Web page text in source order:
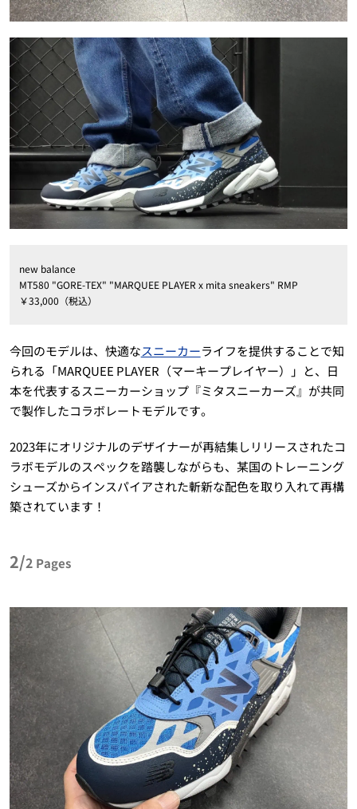
new balance
MT580 "GORE-TEX" "MARQUEE PLAYER x mita sneakers" RMP
￥33,000（税込）
今回のモデルは、快適なスニーカーライフを提供することで知
られる「MARQUEE PLAYER（マーキープレイヤー）」と、日
本を代表するスニーカーショップ『ミタスニーカーズ』が共同
で製作したコラボレートモデルです。
2023年にオリジナルのデザイナーが再結集しリリースされたコ
ラボモデルのスペックを踏襲しながらも、某国のトレーニング
シューズからインスパイアされた斬新な配色を取り入れて再構
築されています！
2/2 Pages